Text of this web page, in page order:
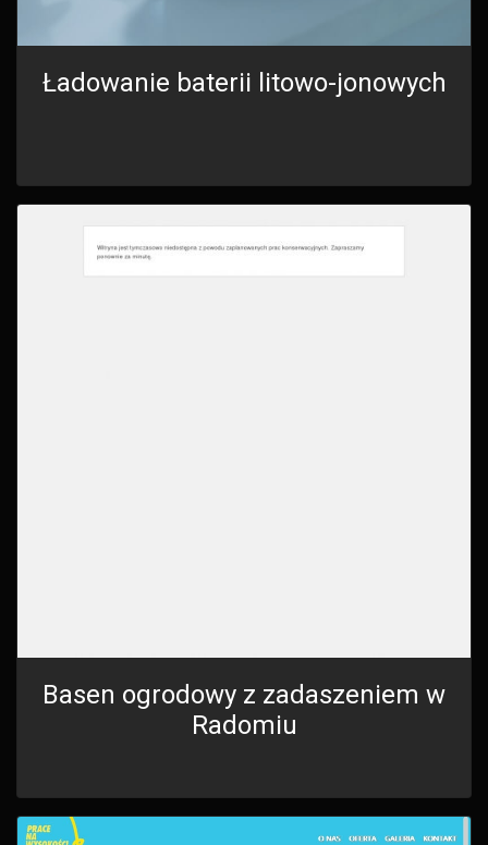
Ładowanie baterii litowo-jonowych
Basen ogrodowy z zadaszeniem w
Radomiu